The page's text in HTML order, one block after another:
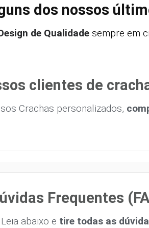
dos nossos
de Qualidade sempre em
clientes de
Crachas personalizados,
Frequentes
Leia abaixo e tire todas as